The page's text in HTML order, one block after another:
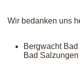
Wir bedanken uns
Bergwacht
Bad Salzungen